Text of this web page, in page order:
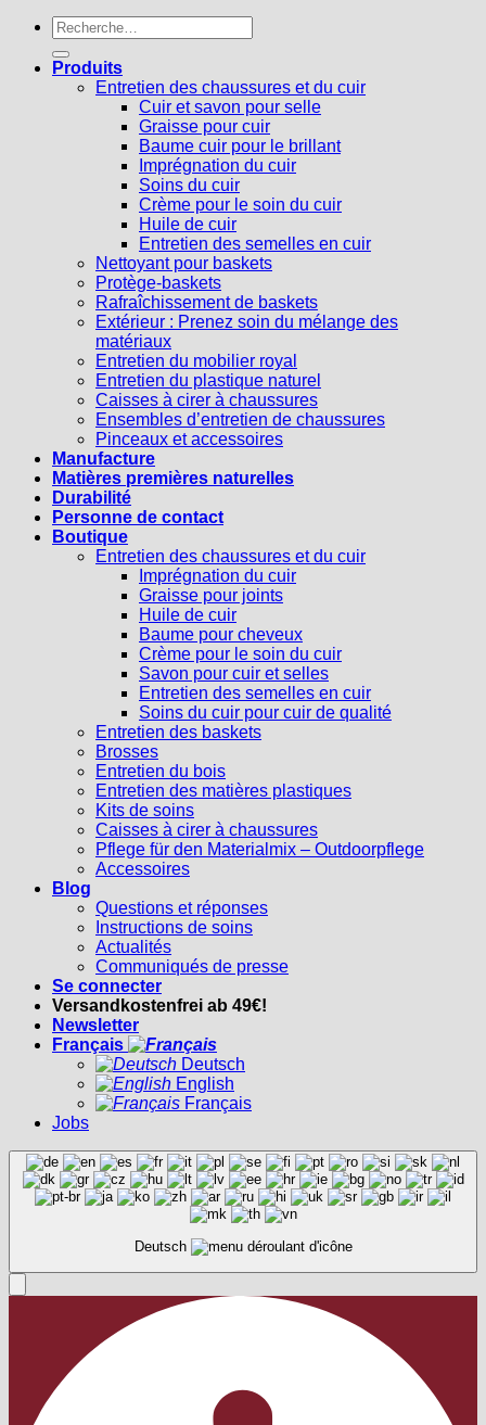
Recherche
pour :
Produits
Entretien des chaussures et du cuir
Cuir et savon pour selle
Graisse pour cuir
Baume cuir pour le brillant
Imprégnation du cuir
Soins du cuir
Crème pour le soin du cuir
Huile de cuir
Entretien des semelles en cuir
Nettoyant pour baskets
Protège-baskets
Rafraîchissement de baskets
Extérieur : Prenez soin du mélange des
matériaux
Entretien du mobilier royal
Entretien du plastique naturel
Caisses à cirer à chaussures
Ensembles d’entretien de chaussures
Pinceaux et accessoires
Manufacture
Matières premières naturelles
Durabilité
Personne de contact
Boutique
Entretien des chaussures et du cuir
Imprégnation du cuir
Graisse pour joints
Huile de cuir
Baume pour cheveux
Crème pour le soin du cuir
Savon pour cuir et selles
Entretien des semelles en cuir
Soins du cuir pour cuir de qualité
Entretien des baskets
Brosses
Entretien du bois
Entretien des matières plastiques
Kits de soins
Caisses à cirer à chaussures
Pflege für den Materialmix – Outdoorpflege
Accessoires
Blog
Questions et réponses
Instructions de soins
Actualités
Communiqués de presse
Se connecter
Versandkostenfrei ab 49€!
Newsletter
Français
Deutsch
English
Français
Jobs
Deutsch